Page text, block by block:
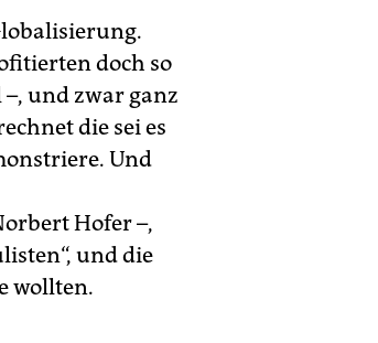
doch so
und zwar ganz
die sei es
Und
Hofer –,
und die
wollten.